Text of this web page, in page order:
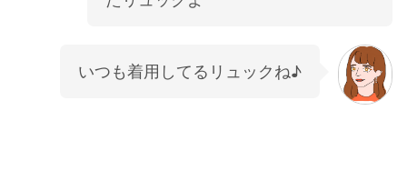
いつも着用してるリュックね♪